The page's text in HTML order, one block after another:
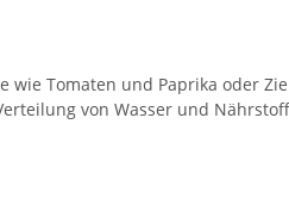
wie Tomaten und Paprika oder
von Wasser und